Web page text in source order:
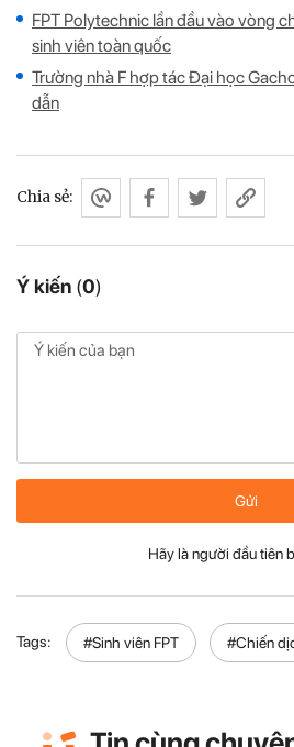
FPT Polytechnic lần đầu vào vòng
sinh viên toàn quốc
Trường nhà F hợp tác Đại học
dẫn
Ý kiến (0)
Chia sẻ:
Gửi
Hãy là người đầu tiên
Tags: #Sinh viên FPT #Chiến